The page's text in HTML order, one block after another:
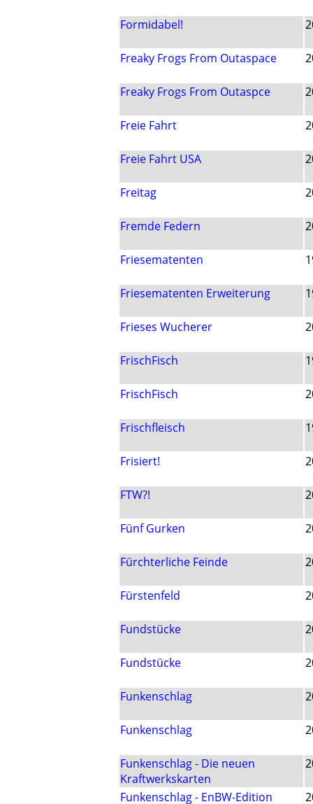
Formidabel!
Freaky Frogs From Outaspace
Freaky Frogs From Outaspce
Freie Fahrt
Freie Fahrt USA
Freitag
Fremde Federn
Friesematenten
Friesematenten Erweiterung
Frieses Wucherer
FrischFisch
FrischFisch
Frischfleisch
Frisiert!
FTW?!
Fünf Gurken
Fürchterliche Feinde
Fürstenfeld
Fundstücke
Fundstücke
Funkenschlag
Funkenschlag
Funkenschlag - Die neuen
Kraftwerkskarten
Funkenschlag - EnBW-Edition